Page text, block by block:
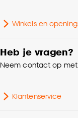
accepteren
kan aanpassen,
Hoogte
Winkels en
Heb je vragen?
Neem contact op
Klantenservice